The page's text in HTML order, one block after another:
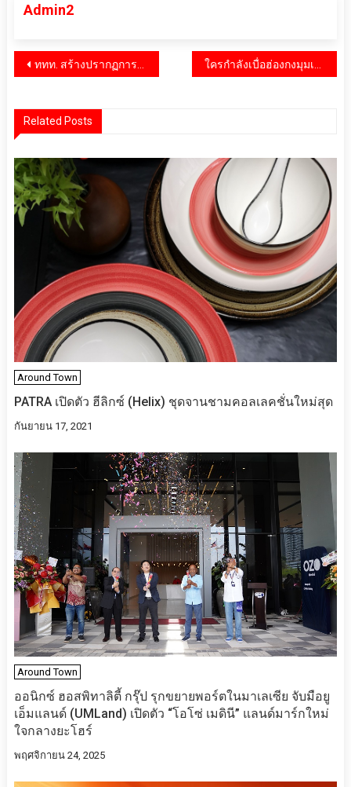
Admin2
แนะแนว
ททท. สร้างปรากฏการณ์ “งานวัดไทยกลางโตเกียว” Thai Festival 2025 ชาวญี่ปุ่นแห่ร่วมงานคึกคัก
Related Posts
Around Town
PATRA เปิดตัว ฮีลิกซ์ (Helix) ชุดจานชามคอลเลคชั่นใหม่สุด
กันยายน 17, 2021
Around Town
ออนิกซ์ ฮอสพิทาลิตี้ กรุ๊ป รุกขยายพอร์ตในมาเลเซีย จับมือยู
เอ็มแลนด์ (UMLand) เปิดตัว “โอโซ่ เมดินี” แลนด์มาร์กใหม่
ใจกลางยะโฮร์
พฤศจิกายน 24, 2025